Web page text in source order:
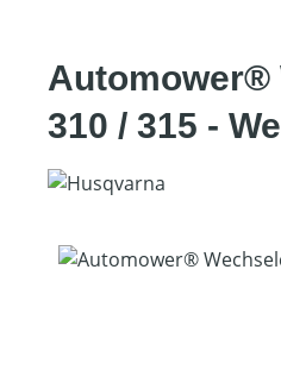
Automower®
310 / 315 -
Bildergalerie überspringen